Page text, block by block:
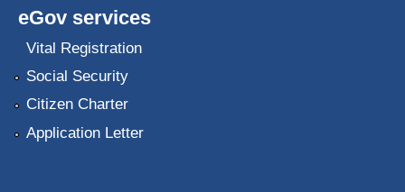
eGov services
Vital Registration
Social Security
Citizen Charter
Application Letter